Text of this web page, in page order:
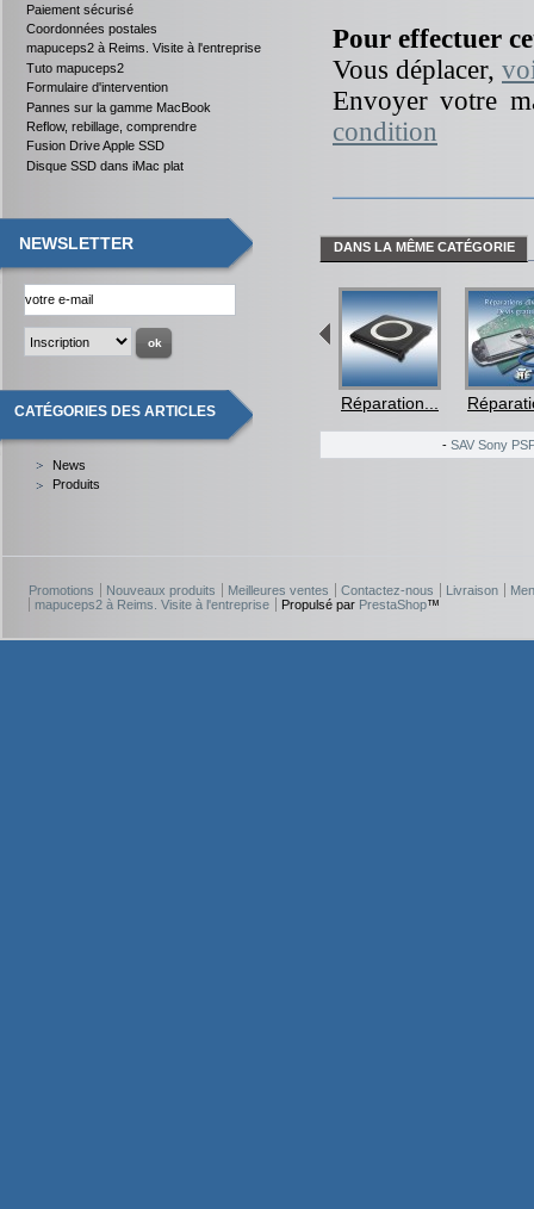
Paiement sécurisé
Coordonnées postales
mapuceps2 à Reims. Visite à l'entreprise
Tuto mapuceps2
Formulaire d'intervention
Pannes sur la gamme MacBook
Reflow, rebillage, comprendre
Fusion Drive Apple SSD
Disque SSD dans iMac plat
NEWSLETTER
CATÉGORIES DES ARTICLES
News
Produits
Pour effectuer
Vous déplacer,
Envoyer votre
condition
DANS LA MÊME CATÉGORIE
Réparation... Réparation... Réparation...
- SAV Sony
Promotions Nouveaux produits Meilleures ventes Contactez-nous Livraison
mapuceps2 à Reims. Visite à l'entreprise
Propulsé par PrestaShop™